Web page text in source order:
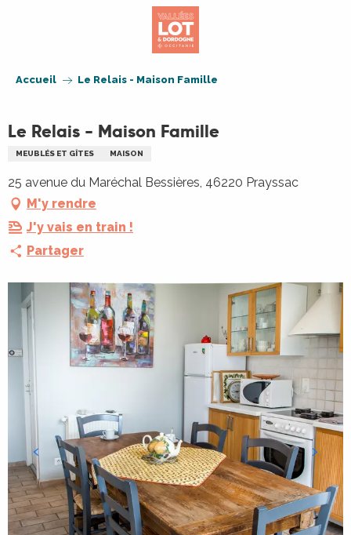
Accueil Le Relais - Maison Famille
Le Relais - Maison Famille
MEUBLÉS ET GÎTES MAISON
25 avenue du Maréchal Bessières, 46220 Prayssac
M'y rendre
J'y vais en train !
Partager